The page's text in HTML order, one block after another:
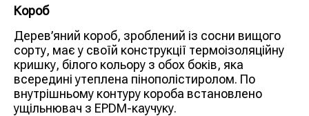
Короб
Дерев’яний короб, зроблений із сосни вищого
сорту, має у своїй конструкції термоізоляційну
кришку, білого кольору з обох боків, яка
всередині утеплена пінополістиролом. По
внутрішньому контуру короба встановлено
ущільнювач з EPDM-каучуку.